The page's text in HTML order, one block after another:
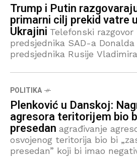
Trump i Putin
primarni cilj prekid vatre u
Ukrajini Telefonski razgovor
predsjednika SAD-a
predsjednika Rusije
danas izjavio potpredsjednik
Trump
POLITIKA
Plenković u Danskoj:
agresora teritorijem bio
presedan agrađivanje
osvojenog teritorija bio bi
presedan” koji bi imao